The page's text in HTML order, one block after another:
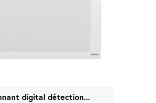
digital détection...